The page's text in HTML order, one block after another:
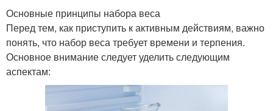
Основные принципы набора веса
Перед тем, как приступить к активным действиям, важно
понять, что набор веса требует времени и терпения.
Основное внимание следует уделить следующим
аспектам: